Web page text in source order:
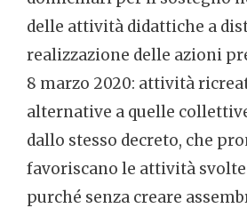
delle attività didattiche a
realizzazione delle azioni
8 marzo 2020: attività
alternative a quelle
dallo stesso decreto, che
favoriscano le attività svolte
purché senza creare